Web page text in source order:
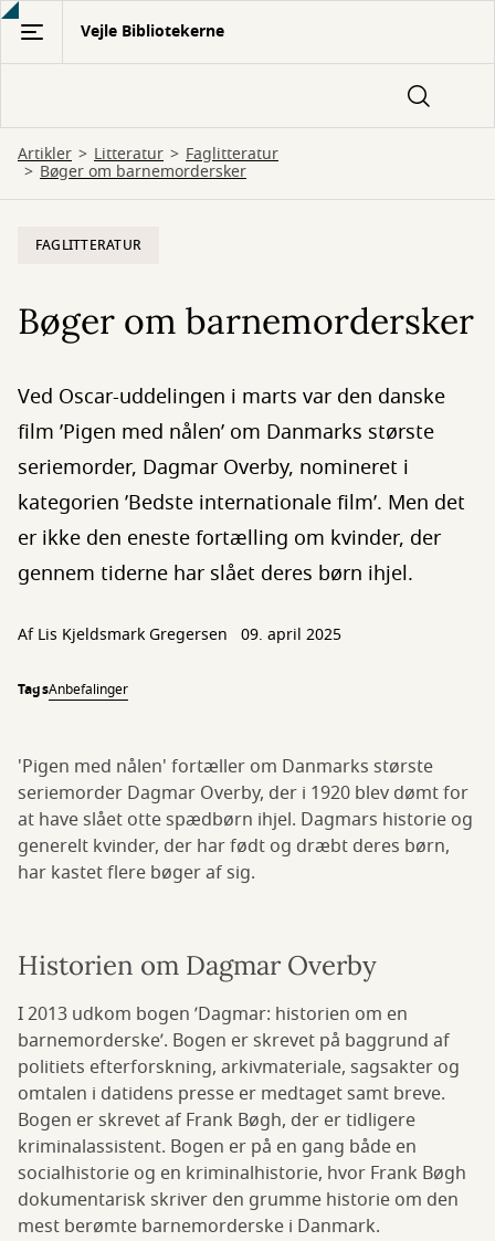
Gå
hovedindhold
Vejle Bibliotekerne
Artikler Litteratur Faglitteratur
Bøger om barnemordersker
FAGLITTERATUR
Bøger om barnemordersker
Ved Oscar-uddelingen i marts var den danske
film ’Pigen med nålen’ om Danmarks største
seriemorder, Dagmar Overby, nomineret i
kategorien ’Bedste internationale film’. Men det
er ikke den eneste fortælling om kvinder, der
gennem tiderne har slået deres børn ihjel.
Af Lis Kjeldsmark Gregersen 09. april 2025
TagsAnbefalinger
'Pigen med nålen' fortæller om Danmarks største
seriemorder Dagmar Overby, der i 1920 blev dømt for
at have slået otte spædbørn ihjel. Dagmars historie og
generelt kvinder, der har født og dræbt deres børn,
har kastet flere bøger af sig.
Historien om Dagmar Overby
I 2013 udkom bogen ’Dagmar: historien om en
barnemorderske’. Bogen er skrevet på baggrund af
politiets efterforskning, arkivmateriale, sagsakter og
omtalen i datidens presse er medtaget samt breve.
Bogen er skrevet af Frank Bøgh, der er tidligere
kriminalassistent. Bogen er på en gang både en
socialhistorie og en kriminalhistorie, hvor Frank Bøgh
dokumentarisk skriver den grumme historie om den
mest berømte barnemorderske i Danmark.